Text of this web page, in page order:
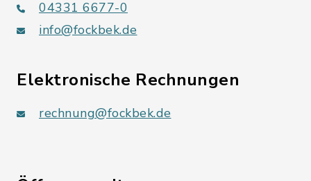
04331 6677-0
info@fockbek.de
Elektronische Rechnungen
rechnung@fockbek.de